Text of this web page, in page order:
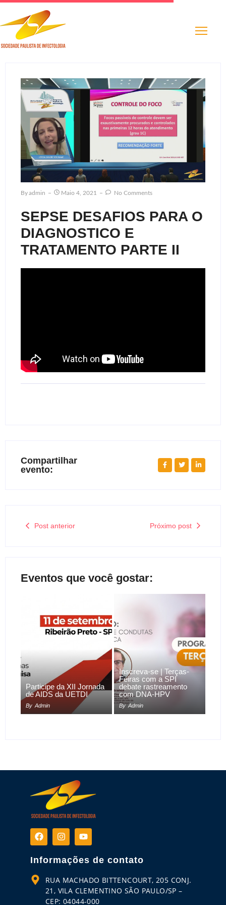
ByAdmin Maio 4, 2021 No Comments
SEPSE DESAFIOS PARA O
DIAGNOSTICO E
TRATAMENTO PARTE II
Compartilhar
evento:
Post anterior Próximo post
Eventos que você gostar:
Participe da XII Jornada
de AIDS da UETDI
By Admin
Inscreva-se | Terças-
Feiras com a SPI
debate rastreamento
com DNA-HPV
By Admin
Informações de contato
RUA MACHADO BITTENCOURT, 205 CONJ.
21, VILA CLEMENTINO SÃO PAULO/SP –
CEP: 04044-000